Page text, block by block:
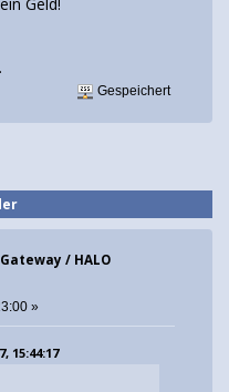
Geld!
Gespeichert
/ HALO
»
15:44:17